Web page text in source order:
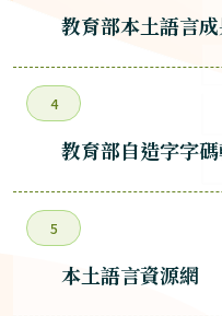
教育部本土語言
4
教育部自造字字
5
本土語言資源網